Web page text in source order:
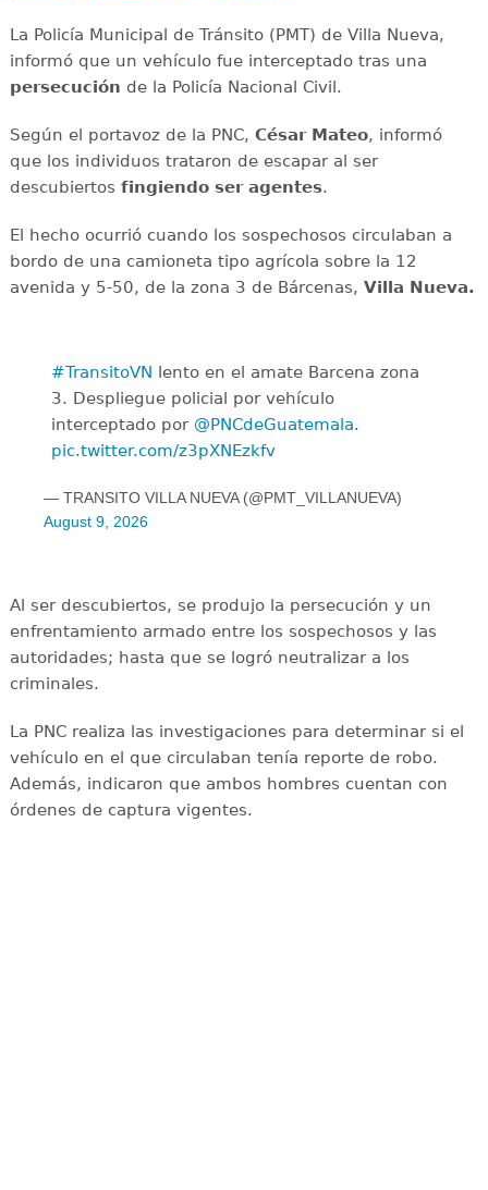
La Policía Municipal de Tránsito (PMT) de Villa Nueva,
informó que un vehículo fue interceptado tras una
persecución de la Policía Nacional Civil.
Según el portavoz de la PNC, César Mateo, informó
que los individuos trataron de escapar al ser
descubiertos fingiendo ser agentes.
El hecho ocurrió cuando los sospechosos circulaban a
bordo de una camioneta tipo agrícola sobre la 12
avenida y 5-50, de la zona 3 de Bárcenas, Villa Nueva.
#TransitoVN lento en el amate Barcena zona
3. Despliegue policial por vehículo
interceptado por @PNCdeGuatemala.
pic.twitter.com/z3pXNEzkfv
— TRANSITO VILLA NUEVA (@PMT_VILLANUEVA)
August 9, 2026
Al ser descubiertos, se produjo la persecución y un
enfrentamiento armado entre los sospechosos y las
autoridades; hasta que se logró neutralizar a los
criminales.
La PNC realiza las investigaciones para determinar si el
vehículo en el que circulaban tenía reporte de robo.
Además, indicaron que ambos hombres cuentan con
órdenes de captura vigentes.